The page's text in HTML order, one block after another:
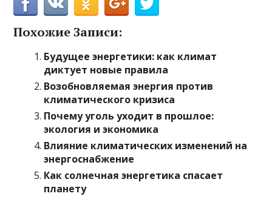
Похожие Записи:
Будущее энергетики: как климат
диктует новые правила
Возобновляемая энергия против
климатического кризиса
Почему уголь уходит в прошлое:
экология и экономика
Влияние климатических изменений на
энергоснабжение
Как солнечная энергетика спасает
планету